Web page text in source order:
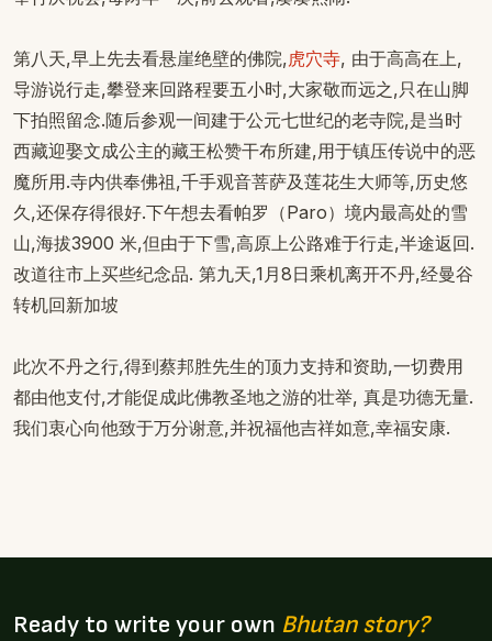
第八天,早上先去看悬崖绝壁的佛院,虎穴寺, 由于高高在上,
导游说行走,攀登来回路程要五小时,大家敬而远之,只在山脚
下拍照留念.随后参观一间建于公元七世纪的老寺院,是当时
西藏迎娶文成公主的藏王松赞干布所建,用于镇压传说中的恶
魔所用.寺内供奉佛祖,千手观音菩萨及莲花生大师等,历史悠
久,还保存得很好.下午想去看帕罗（Paro）境内最高处的雪
山,海拔3900 米,但由于下雪,高原上公路难于行走,半途返回.
改道往市上买些纪念品. 第九天,1月8日乘机离开不丹,经曼谷
转机回新加坡
此次不丹之行,得到蔡邦胜先生的顶力支持和资助,一切费用
都由他支付,才能促成此佛教圣地之游的壮举, 真是功德无量.
我们衷心向他致于万分谢意,并祝福他吉祥如意,幸福安康.
Ready to write your own Bhutan story?